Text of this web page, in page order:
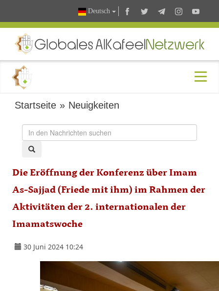
Deutsch
Startseite » Neuigkeiten
Die Eröffnung der Konferenz über Imam
As-Sajjad (Friede mit ihm) im Rahmen der
Aktivitäten der 2. internationalen der
Imamatswoche
30 Juni 2024 10:24